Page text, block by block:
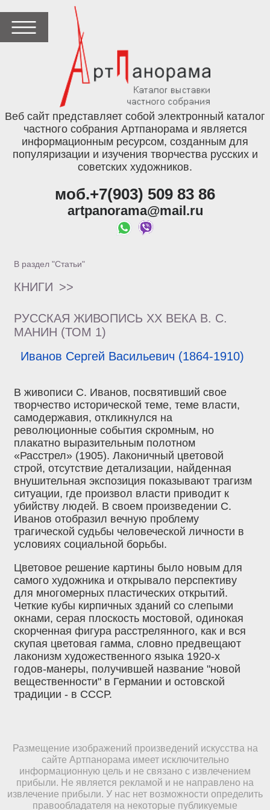
Веб сайт представляет собой электронный каталог
частного собрания Артпанорама и является
информационным ресурсом, созданным для
популяризации и изучения творчества русских и
советских художников.
моб.+7(903) 509 83 86
artpanorama@mail.ru
В раздел "Статьи"
КНИГИ >>
РУССКАЯ ЖИВОПИСЬ XX ВЕКА В. С.
МАНИН (ТОМ 1)
Иванов Сергей Васильевич (1864-1910)
В живописи С. Иванов‚ посвятивший свое
творчество исторической теме, теме власти,
самодержавия, откликнулся на
революционные события скромным, но
плакатно выразительным полотном
«Расстрел» (1905). Лаконичный цветовой
строй, отсутствие детализации, найденная
внушительная экспозиция показывают трагизм
ситуации, где произвол власти приводит к
убийству людей. В своем произведении С.
Иванов отобразил вечную проблему
трагической судьбы человеческой личности в
условиях социальной борьбы.
Цветовое решение картины было новым для
самого художника и открывало перспективу
для многомерных пластических открытий.
Четкие кубы кирпичных зданий со слепыми
окнами, серая плоскость мостовой, одинокая
скорченная фигура расстрелянного, как и вся
скупая цветовая гамма, словно предвещают
лаконизм художественного языка 1920-х
годов-манеры, получившей название "новой
вещественности" в Германии и остовской
традиции - в СССР.
Размещение изображений произведений искусства на
сайте Артпанорама имеет исключительно
информационную цель и не связано с извлечением
прибыли. Не является рекламой и не направлено на
извлечение прибыли. У нас нет возможности определить
правообладателя на некоторые публикуемые